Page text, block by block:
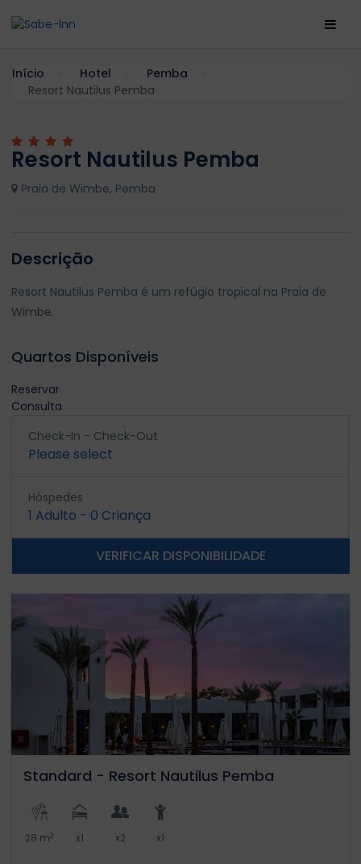
Início Hotel
Pemba
Resort Nautilus Pemba
Resort Nautilus Pemba
Praia de Wimbe, Pemba
Descrição
Resort Nautilus Pemba é um refúgio tropical na Praia de
Wimbe.
Quartos Disponíveis
Reservar
Consulta
Check-In - Check-Out
Please select
Hóspedes
1 Adulto - 0 Criança
VERIFICAR DISPONIBILIDADE
Standard - Resort Nautilus Pemba
28 m2 x1 x2 x1